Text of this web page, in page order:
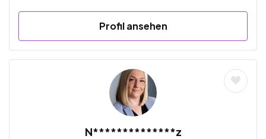
Profil ansehen
N**************z